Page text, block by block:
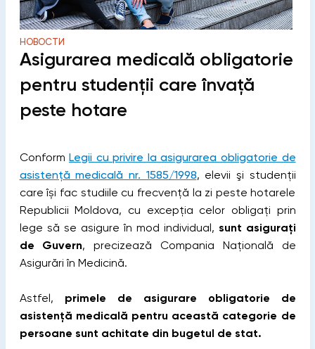
НОВОСТИ
Asigurarea medicală obligatorie
pentru studenții care învață
peste hotare
ConformLegii cu privire la asigurarea obligatorie de
asistență medicală nr. 1585/1998, elevii şi studenții
care își fac studiile cu frecvență la zi peste hotarele
Republicii Moldova, cu excepția celor obligați prin
lege să se asigure în mod individual, sunt asigurați
de Guvern, precizează Compania Națională de
Asigurări în Medicină.
Astfel, primele de asigurare obligatorie de
asistență medicală pentru această categorie de
persoane sunt achitate din bugetul de stat.